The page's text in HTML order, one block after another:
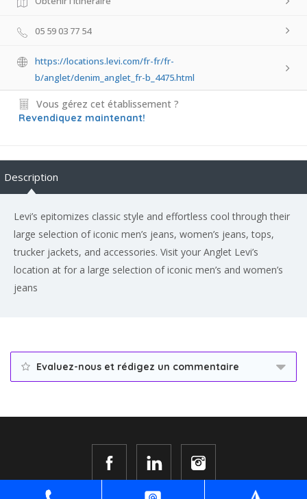
05 59 03 77 54
https://locations.levi.com/fr-fr/fr-
b/anglet/denim_anglet_fr-b_4475.html
Vous gérez cet établissement ?
Revendiquez maintenant!
Description
Levi’s epitomizes classic style and effortless cool through their
large selection of iconic men’s jeans, women’s jeans, tops,
trucker jackets, and accessories. Visit your Anglet Levi’s
location at for a large selection of iconic men’s and women’s
jeans
Evaluez-nous et rédigez un commentaire